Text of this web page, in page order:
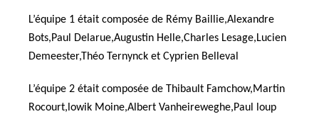
L’équipe 1 était composée de Rémy Baillie,Alexandre
Bots,Paul Delarue,Augustin Helle,Charles Lesage,Lucien
Demeester,Théo Ternynck et Cyprien Belleval
L’équipe 2 était composée de Thibault Famchow,Martin
Rocourt,lowik Moine,Albert Vanheireweghe,Paul loup